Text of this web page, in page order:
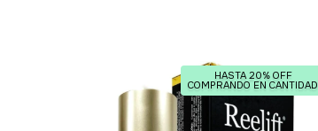
HASTA 20% OFF
COMPRANDO EN CANTIDAD